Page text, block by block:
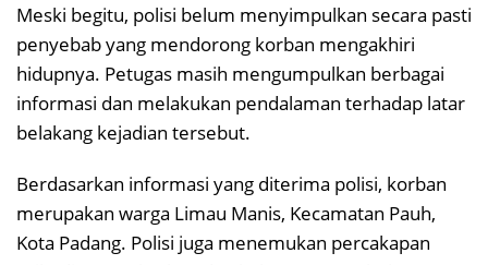
Meski begitu, polisi belum menyimpulkan secara pasti
penyebab yang mendorong korban mengakhiri
hidupnya. Petugas masih mengumpulkan berbagai
informasi dan melakukan pendalaman terhadap latar
belakang kejadian tersebut.
Berdasarkan informasi yang diterima polisi, korban
merupakan warga Limau Manis, Kecamatan Pauh,
Kota Padang. Polisi juga menemukan percakapan